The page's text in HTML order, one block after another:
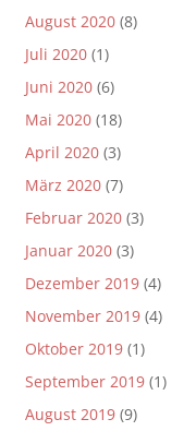
August 2020 (8)
Juli 2020 (1)
Juni 2020 (6)
Mai 2020 (18)
April 2020 (3)
März 2020 (7)
Februar 2020 (3)
Januar 2020 (3)
Dezember 2019 (4)
November 2019 (4)
Oktober 2019 (1)
September 2019 (1)
August 2019 (9)